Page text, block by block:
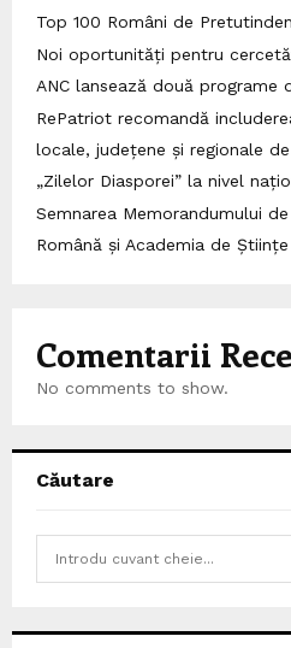
Top 100 Români de
Noi oportunități pentru
ANC lansează două programe
RePatriot recomandă
locale, județene și regionale
„Zilelor Diasporei” la nivel
Semnarea Memorandumului
Română și Academia de
Comentarii
No comments to show.
Căutare